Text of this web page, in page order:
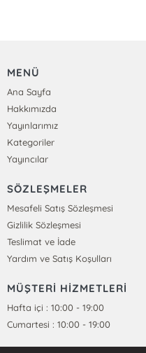
MENÜ
Ana Sayfa
Hakkımızda
Yayınlarımız
Kategoriler
Yayıncılar
SÖZLEŞMELER
Mesafeli Satış Sözleşmesi
Gizlilik Sözleşmesi
Teslimat ve İade
Yardım ve Satış Koşulları
MÜŞTERİ HİZMETLERİ
Hafta içi : 10:00 - 19:00
Cumartesi : 10:00 - 19:00